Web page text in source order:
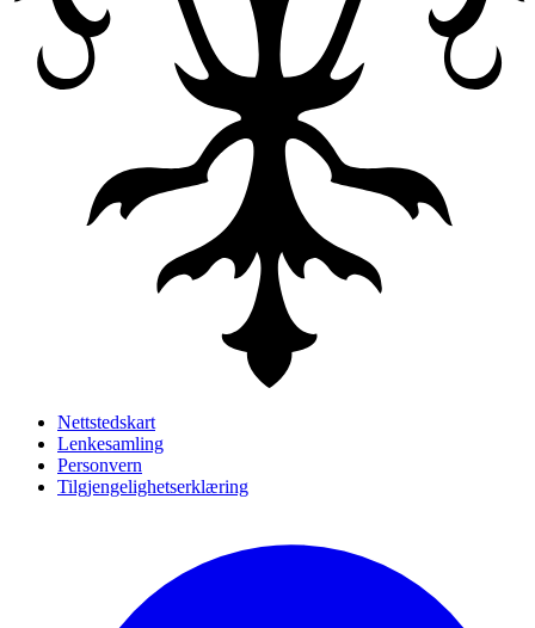
Nettstedskart
Lenkesamling
Personvern
Tilgjengelighetserklæring